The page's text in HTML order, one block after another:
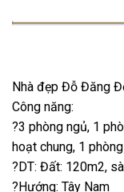
Nhà đẹp Đỗ Đăng
Công năng:
?3 phòng ngủ, 1
hoạt chung, 1
?DT: Đất: 120m2,
?Hướng: Tây Nam